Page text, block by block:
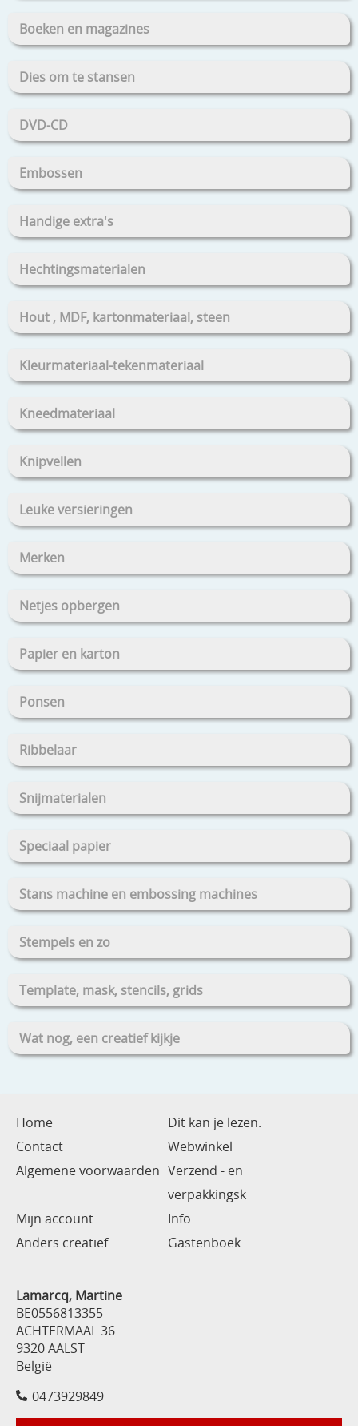
Boeken en magazines
Dies om te stansen
DVD-CD
Embossen
Handige extra's
Hechtingsmaterialen
Hout , MDF, kartonmateriaal, steen
Kleurmateriaal-tekenmateriaal
Kneedmateriaal
Knipvellen
Leuke versieringen
Merken
Netjes opbergen
Papier en karton
Ponsen
Ribbelaar
Snijmaterialen
Speciaal papier
Stans machine en embossing machines
Stempels en zo
Template, mask, stencils, grids
Wat nog, een creatief kijkje
Home
Dit kan je lezen.
Contact
Webwinkel
Algemene voorwaarden Verzend - en
verpakkingsk
Mijn account
Info
Anders creatief
Gastenboek
Lamarcq, Martine
BE0556813355
ACHTERMAAL 36
9320 AALST
België
0473929849